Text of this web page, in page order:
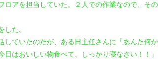
ロアを担当していた。２人での作業なので、そ
した。
していたのだが、ある日主任さんに「あんた何
日はおいしい物食べて、しっかり寝なさい！！